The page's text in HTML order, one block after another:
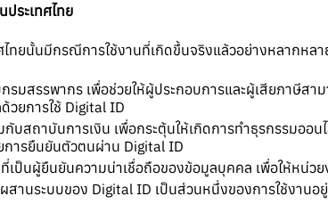
ประเทศไทย
ไทยนั้นมีกรณีการใช้งานที่เกิดขึ้นจริงแล้วอย่างหลากหลา
รมสรรพากร เพื่อช่วยให้ผู้ประกอบการและผู้เสียภาษี
วยการใช้ Digital ID
บสถาบันการเงิน เพื่อกระตุ้นให้เกิดการทำธุรกรรมอ
การยืนยันตัวตนผ่าน Digital ID
ป็นผู้ยืนยันความน่าเชื่อถือของข้อมูลบุคคล เพื่อให้หน่วย
สานระบบของ Digital ID เป็นส่วนหนึ่งของการใช้งานอ